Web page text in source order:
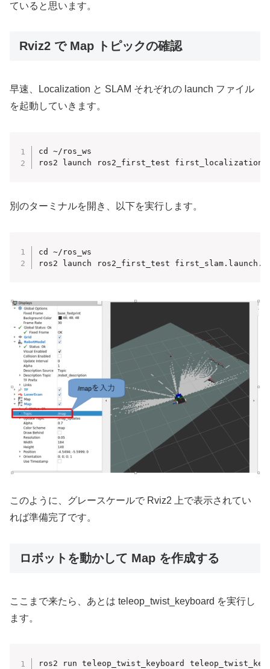
ていると思います。
Rviz2 で Map トピックの確認
早速、Localization と SLAM それぞれの launch ファイル
を起動していきます。
cd ~/ros_ws
ros2 launch ros2_first_test
別のターミナルを開き、以下を実行します。
cd ~/ros_ws
ros2 launch ros2_first_test
このように、グレースケールで Rviz2 上で表示されてい
れば準備完了です。
ロボットを動かして Map を作成する
ここまで来たら、あとは teleop_twist_keyboard を実行し
ます。
ros2 run teleop_twist_keyboard